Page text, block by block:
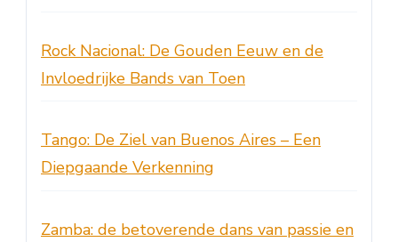
Rock Nacional: De Gouden Eeuw en de
Invloedrijke Bands van Toen
Tango: De Ziel van Buenos Aires – Een
Diepgaande Verkenning
Zamba: de betoverende dans van passie en